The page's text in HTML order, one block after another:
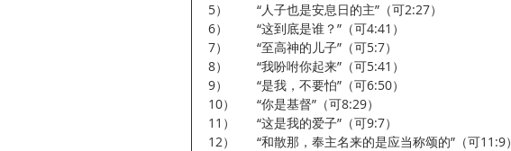
5）        “人子也是安息日的主”（可2:27）
6）        “这到底是谁？”（可4:41）
7）        “至高神的儿子”（可5:7）
8）        “我吩咐你起来”（可5:41）
9）        “是我，不要怕”（可6:50）
10）      “你是基督”（可8:29）
11）      “这是我的爱子”（可9:7）
12）      “和散那，奉主名来的是应当称颂的”（可11:9）